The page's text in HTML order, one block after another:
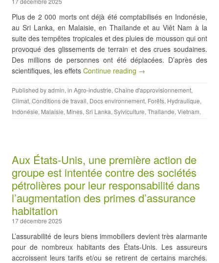
Plus de 2 000 morts ont déjà été comptabilisés en Indonésie,
au Sri Lanka, en Malaisie, en Thaïlande et au Viêt Nam à la
suite des tempêtes tropicales et des pluies de mousson qui ont
provoqué des glissements de terrain et des crues soudaines.
Des millions de personnes ont été déplacées. D’après des
scientifiques, les effets Continue reading →
Published byadmin, in Agro-industrie, Chaîne d'approvisionnement,
Climat, Conditions de travail, Docs environnement, Forêts, Hydraulique,
Indonésie, Malaisie, Mines, Sri Lanka, Sylviculture, Thaïlande, Vietnam.
Aux États-Unis, une première action de
groupe est intentée contre des sociétés
pétrolières pour leur responsabilité dans
l’augmentation des primes d’assurance
habitation
17 décembre 2025
L’assurabilité de leurs biens immobiliers devient très alarmante
pour de nombreux habitants des États-Unis. Les assureurs
accroissent leurs tarifs et/ou se retirent de certains marchés.